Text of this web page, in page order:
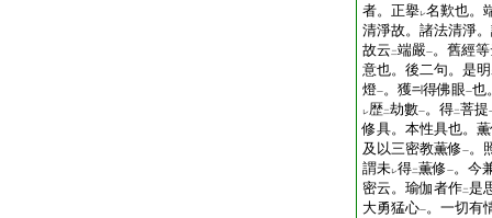
者。正擧レ名歎也。
清淨故。諸法清淨
故云 二端嚴一。舊經
意也。後二句。是明
燈一。獲 得佛眼一也
レ歴二劫數一。得二菩提
修具。本性具也。
及以三密教薫修一。
謂未レ得二薫修一。今
密云。瑜伽者作二是
大勇猛心一。一切有